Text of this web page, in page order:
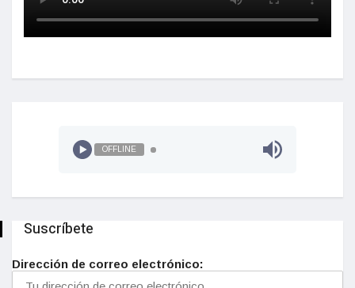
OFFLINE
Suscríbete
Dirección de correo electrónico: